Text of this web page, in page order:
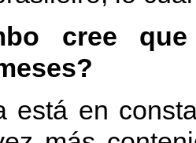
cree
está en